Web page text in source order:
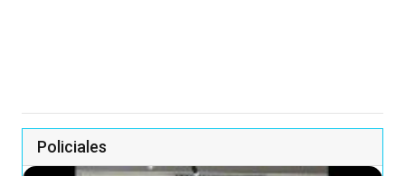
Policiales